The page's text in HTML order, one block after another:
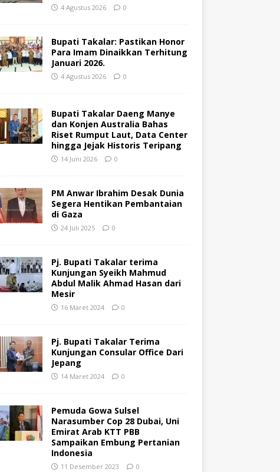
4 Agustus 2026 0
Bupati Takalar: Pastikan Honor
Para Imam Dinaikkan Terhitung
Januari 2026.
4 Agustus 2026 0
Bupati Takalar Daeng Manye
dan Konjen Australia Bahas
Riset Rumput Laut, Data Center
hingga Jejak Historis Teripang
14 Juni 2026 0
PM Anwar Ibrahim Desak Dunia
Segera Hentikan Pembantaian
di Gaza
24 Juli 2025 0
Pj. Bupati Takalar terima
Kunjungan Syeikh Mahmud
Abdul Malik Ahmad Hasan dari
Mesir
16 Maret 2024 0
Pj. Bupati Takalar Terima
Kunjungan Consular Office Dari
Jepang
14 Maret 2024 0
Pemuda Gowa Sulsel
Narasumber Cop 28 Dubai, Uni
Emirat Arab KTT PBB
Sampaikan Embung Pertanian
Indonesia
11 Desember 2023 0